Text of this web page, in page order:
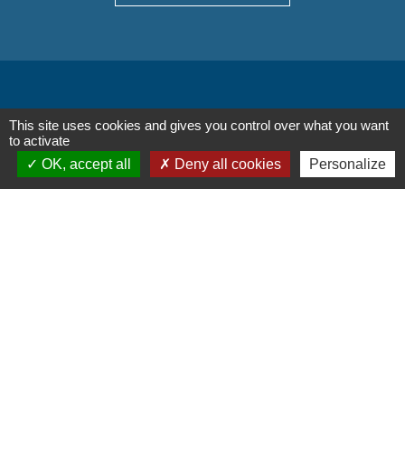
Liens
Oise mobilité
This site uses cookies and gives you control over what you want
to activate
OK, accept all
Deny all cookies Personalize